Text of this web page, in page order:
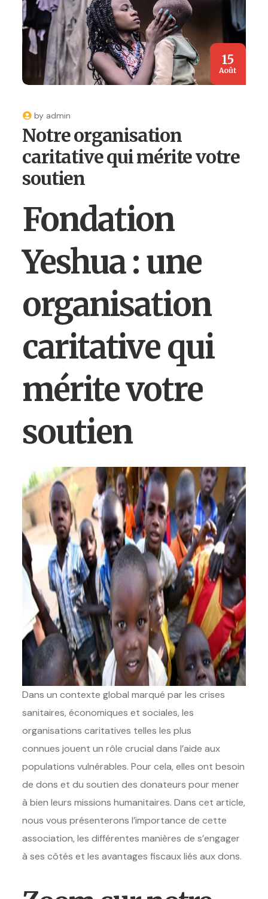
15
Août
by admin
Notre organisation
caritative qui mérite votre
soutien
Fondation
Yeshua : une
organisation
caritative qui
mérite votre
soutien
Dans un contexte global marqué par les crises
sanitaires, économiques et sociales, les
organisations caritatives telles les plus
connues jouent un rôle crucial dans l’aide aux
populations vulnérables. Pour cela, elles ont besoin
de dons et du soutien des donateurs pour mener
à bien leurs missions humanitaires. Dans cet article,
nous vous présenterons l’importance de cette
association, les différentes manières de s’engager
à ses côtés et les avantages fiscaux liés aux dons.